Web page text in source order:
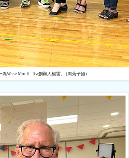
Wise Mouth Tea創辦人楊雷。 (周菊子攝)